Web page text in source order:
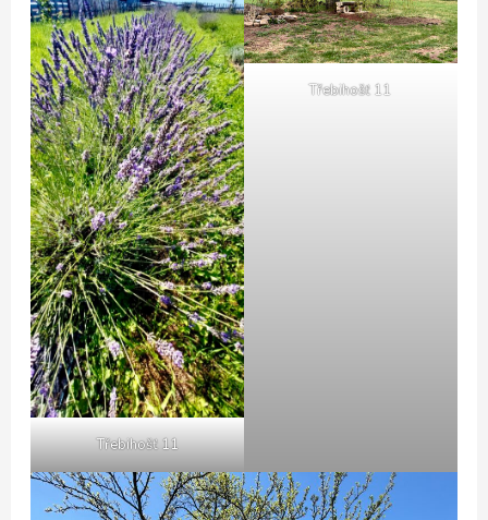
Třebihošť 11
Třebihošť 11